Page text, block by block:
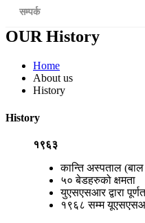
सम्पर्क
OUR History
Home
About us
History
History
१९६३
कान्ति अस्पताल
५० बेडहरुको क्षमता
युएसएसआर द्वारा
१९६८ सम्म